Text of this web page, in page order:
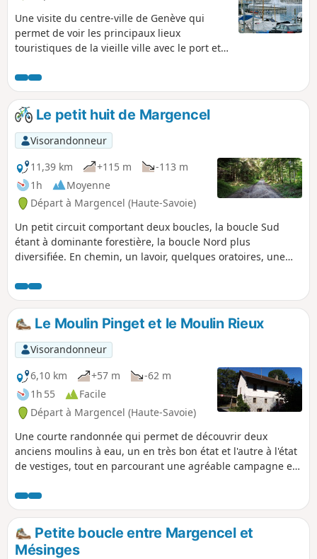
Une visite du centre-ville de Genève qui
permet de voir les principaux lieux
touristiques de la vieille ville avec le port et
Le petit huit de Margencel
Visorandonneur
11,39 km
+115 m
-113 m
1h
Moyenne
Départ à Margencel (Haute-Savoie)
Un petit circuit comportant deux boucles, la boucle Sud
étant à dominante forestière, la boucle Nord plus
diversifiée. En chemin, un lavoir, quelques oratoires, une
milieu de la forêt et les ruines de l'ancienne ferme des
Esserts.
Le Moulin Pinget et le Moulin Rieux
Visorandonneur
6,10 km
+57 m
-62 m
1h 55
Facile
Départ à Margencel (Haute-Savoie)
Une courte randonnée qui permet de découvrir deux
anciens moulins à eau, un en très bon état et l'autre à l'état
de vestiges, tout en parcourant une agréable campagne et
Petite boucle entre Margencel et
Mésinges